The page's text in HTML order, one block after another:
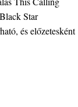
Star
és előzetesként